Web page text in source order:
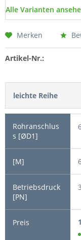
Alle Varianten
Merken
Artikel-Nr.:
leichte Reihe